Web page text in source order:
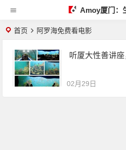
Amoy厦门：
首页 阿罗海免费看电影
听厦大性善讲
02月29日